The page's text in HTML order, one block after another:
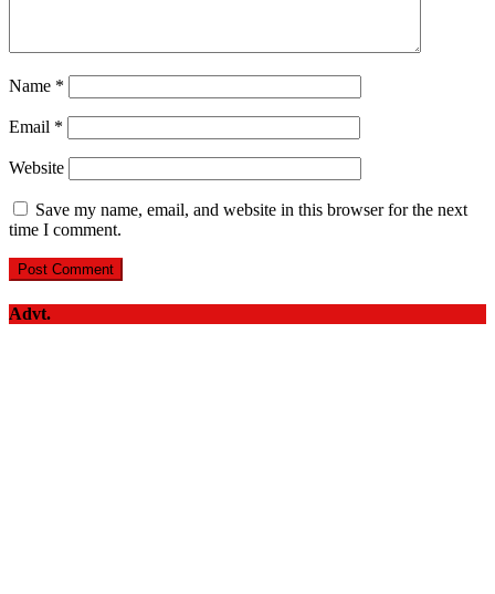
Name *
Email *
Website
Save my name, email, and website in this browser for the next
time I comment.
Advt.